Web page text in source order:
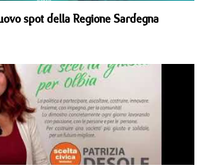
spot della Regione Sardegna